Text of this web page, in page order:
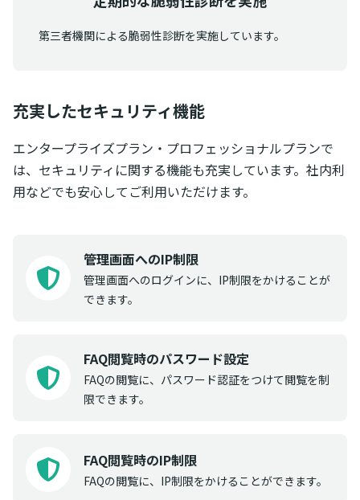
第三者機関による脆弱性診断を実施しています。
充実したセキュリティ機能
エンタープライズプラン・プロフェッショナルプランで
は、セキュリティに関する機能も充実しています。社内利
用などでも安心してご利用いただけます。
管理画面へのIP制限
管理画面へのログインに、IP制限をかけることが
できます。
FAQ閲覧時のパスワード設定
FAQの閲覧に、パスワード認証をつけて閲覧を制
限できます。
FAQ閲覧時のIP制限
FAQの閲覧に、IP制限をかけることができます。